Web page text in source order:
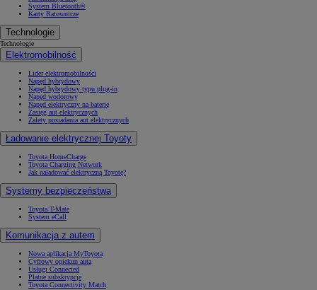
System Bluetooth®
Karty Ratownicze
Technologie
Technologie
Elektromobilność
Lider elektromobilności
Napęd hybrydowy
Napęd hybrydowy typu plug-in
Napęd wodorowy
Napęd elektryczny na baterię
Zasięg aut elektrycznych
Zalety posiadania aut elektrycznych
Ładowanie elektrycznej Toyoty
Toyota HomeCharge
Toyota Charging Network
Jak naładować elektryczną Toyotę?
Systemy bezpieczeństwa
Toyota T-Mate
System eCall
Komunikacja z autem
Nowa aplikacja MyToyota
Cyfrowy opiekun auta
Usługi Connected
Płatne subskrypcje
Toyota Connectivity Match